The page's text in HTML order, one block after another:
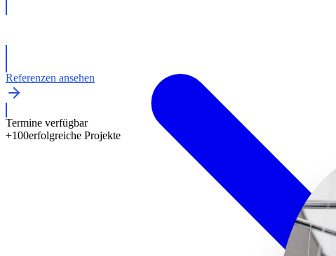
Referenzen ansehen
Termine verfügbar
+100erfolgreiche Projekte